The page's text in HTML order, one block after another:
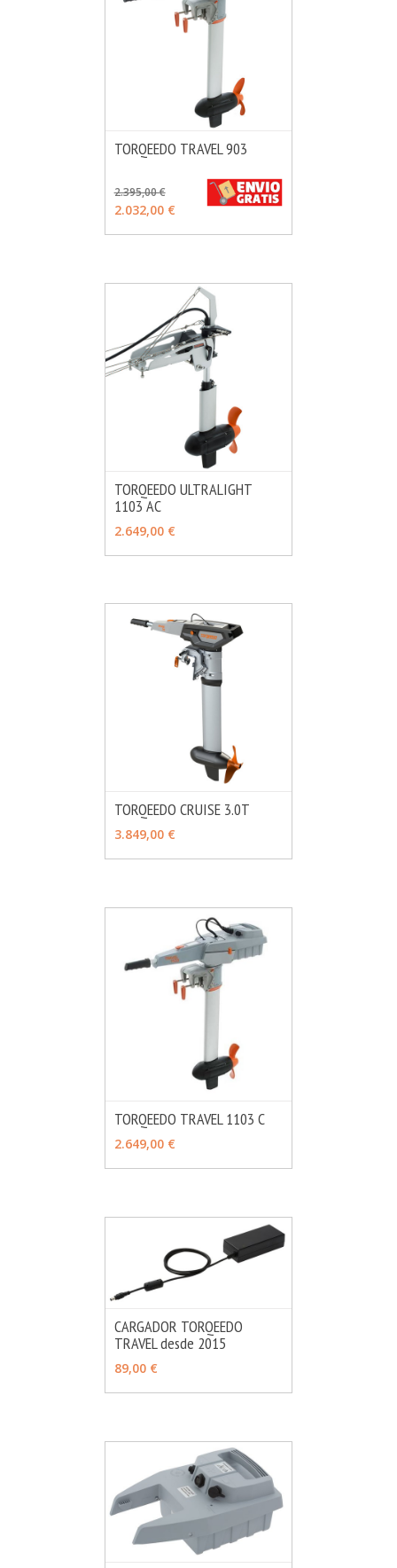
TORQEEDO TRAVEL 903
2.395,00 €
2.032,00 €
CONSULTAR
TORQEEDO ULTRALIGHT
1103 AC
2.649,00 €
TORQEEDO CRUISE 3.0T
3.849,00 €
TORQEEDO TRAVEL 1103 C
2.649,00 €
AÑADIR
CARGADOR TORQEEDO
TRAVEL desde 2015
89,00 €